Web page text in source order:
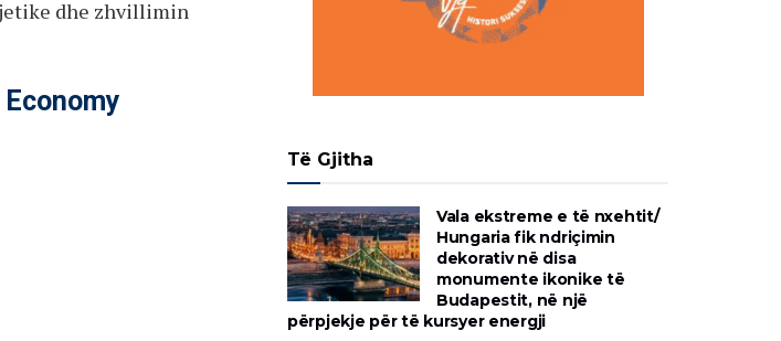
dhe zhvillimin
Të Gjitha
Vala ekstreme e të nxehtit/
Hungaria fik ndriçimin
dekorativ në disa
monumente ikonike të
Budapestit, në një
përpjekje për të kursyer energji